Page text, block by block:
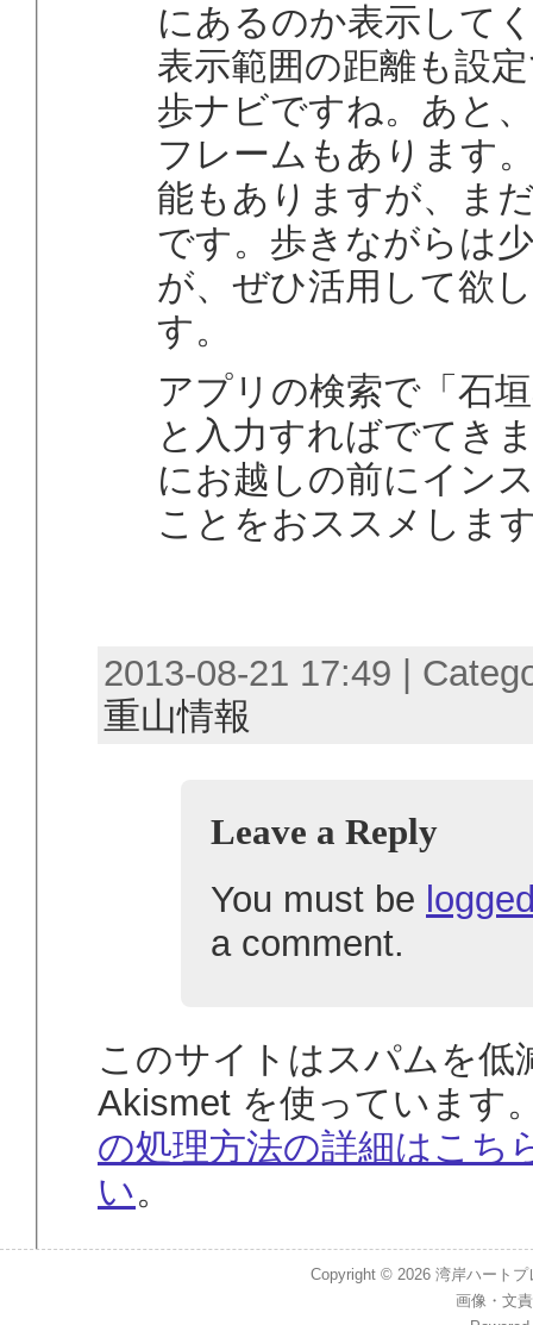
にあるのか表示して
表示範囲の距離も設
歩ナビですね。あと
フレームもあります
能もありますが、ま
です。歩きながらは
が、ぜひ活用して欲
す。
アプリの検索で「石
と入力すればでてき
にお越しの前にイン
ことをおススメしま
2013-08-21 17:49 |
重山情報
Leave a Reply
You must be
a comment.
このサイトはスパムを低
Akismet を使っています
の処理方法の詳細はこち
い。
Copyright © 2026湾岸ハート
画像 ・ 文